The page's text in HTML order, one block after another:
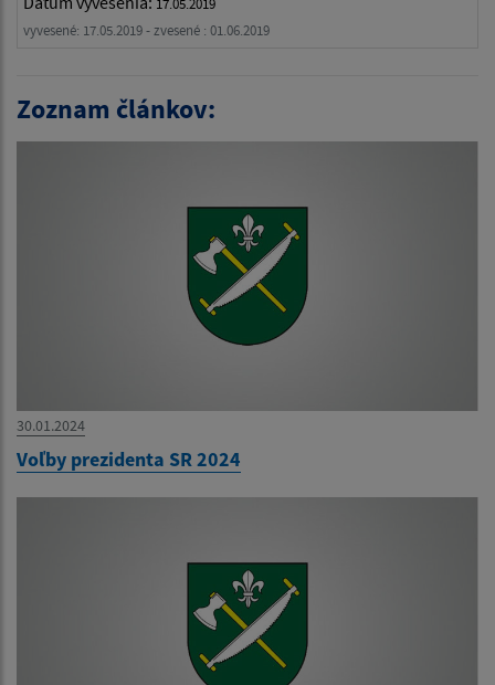
vyvesené: 17.05.2019 - zvesené : 01.06.2019
Zoznam článkov:
30.01.2024
Voľby prezidenta SR 2024